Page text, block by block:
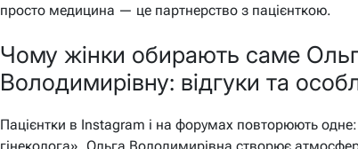
просто медицина — це партнерство з пацієнткою.
Чому жінки обирають саме
Володимирівну: відгуки та
Пацієнтки в Instagram і на форумах повторюють